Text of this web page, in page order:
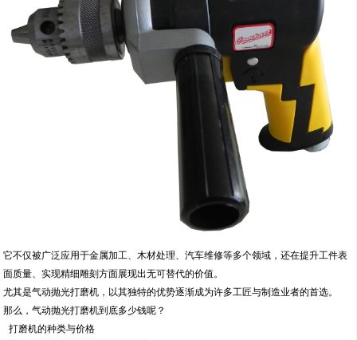
它不仅被广泛应用于金属加工、木材处理、汽车维修等多个领域，还在提升工件表
面质量、实现精细雕刻方面展现出无可替代的价值。
尤其是气动抛光打磨机，以其独特的优势逐渐成为许多工匠与制造业者的首选。
那么，气动抛光打磨机到底多少钱呢？
打磨机的种类与价格